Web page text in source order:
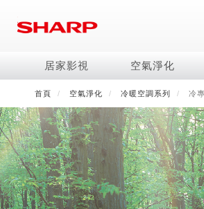
居家影視 空氣淨化
電視/顯示器系列
AQUOS 8K
AQUOS XLED
AQUOS QLED
AQUOS 4K UHD
AQUOS 2K FHD
空氣淨化系列
Purefit空氣美學機
AIoT智慧空氣清淨機
水活力空氣清淨機
空氣清淨機
自動除菌離子產生器
冰箱系列
冷凍庫
六門
五門(左右開)
四門
三門
水波爐
AIoT智慧水波爐
水波爐
照明系列
LED吸頂燈
美容保濕
水活力美容保濕器
商用解決方案
商用顯示器
商用投影機
觸控式電子白板
拼接電視牆
DirectView LED
首頁 空氣淨化 冷暖空調系列 冷